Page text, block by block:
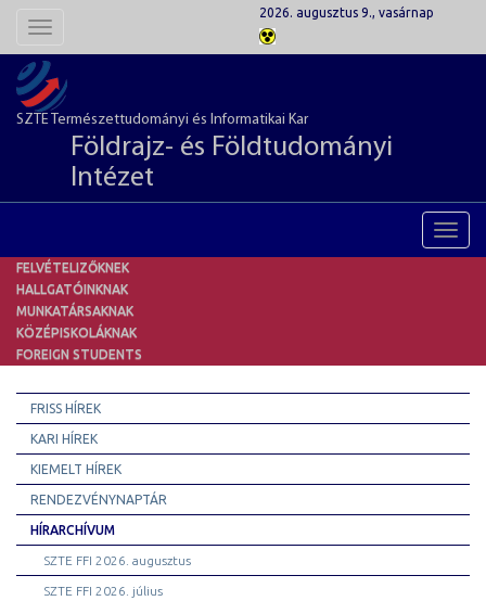
Toggle
2026. augusztus 9., vasárnap
SZTE Természettudományi és Informatikai Kar
Földrajz- és Földtudományi
Intézet
FELVÉTELIZŐKNEK
HALLGATÓINKNAK
MUNKATÁRSAKNAK
KÖZÉPISKOLÁKNAK
FOREIGN STUDENTS
FRISS HÍREK
KARI HÍREK
KIEMELT HÍREK
RENDEZVÉNYNAPTÁR
HÍRARCHÍVUM
SZTE FFI 2026. augusztus
SZTE FFI 2026. július